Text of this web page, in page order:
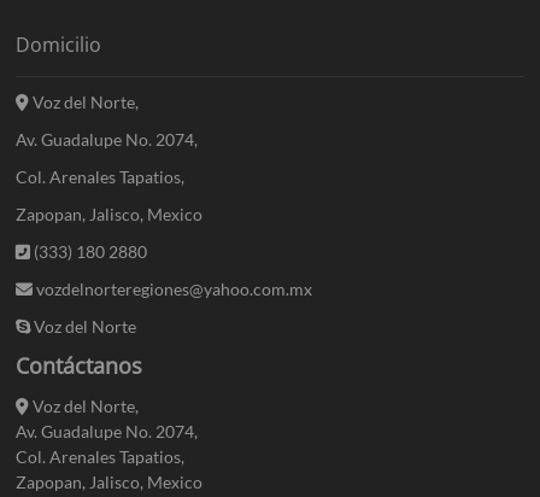
Domicilio
Voz del Norte,
Av. Guadalupe No. 2074,
Col. Arenales Tapatios,
Zapopan, Jalisco, Mexico
(333) 180 2880
vozdelnorteregiones@yahoo.com.mx
Voz del Norte
Contáctanos
Voz del Norte,
Av. Guadalupe No. 2074,
Col. Arenales Tapatios,
Zapopan, Jalisco, Mexico